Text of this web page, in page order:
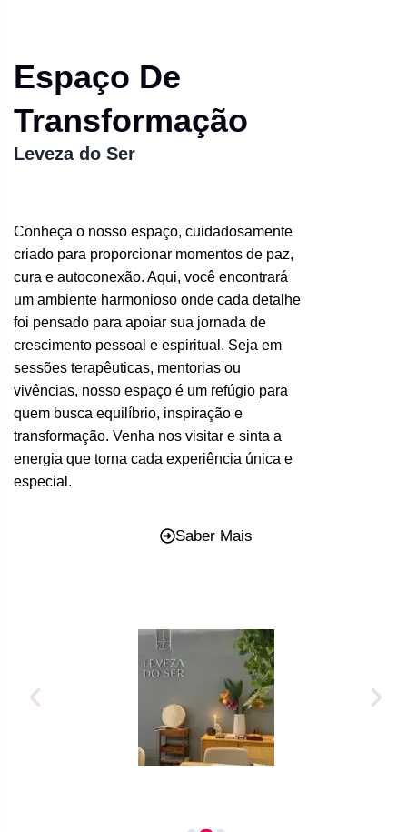
Espaço De
Transformação
Leveza do Ser
Conheça o nosso espaço, cuidadosamente
criado para proporcionar momentos de paz,
cura e autoconexão. Aqui, você encontrará
um ambiente harmonioso onde cada detalhe
foi pensado para apoiar sua jornada de
crescimento pessoal e espiritual. Seja em
sessões terapêuticas, mentorias ou
vivências, nosso espaço é um refúgio para
quem busca equilíbrio, inspiração e
transformação. Venha nos visitar e sinta a
energia que torna cada experiência única e
especial.
Saber Mais